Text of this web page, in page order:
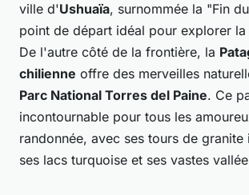
ville d'Ushuaïa, surnommée la "Fin
point de départ idéal pour explorer la
De l'autre côté de la frontière, la
chilienne offre des merveilles
Parc National Torres del Paine. Ce
incontournable pour tous les
randonnée, avec ses tours de granite
ses lacs turquoise et ses vastes